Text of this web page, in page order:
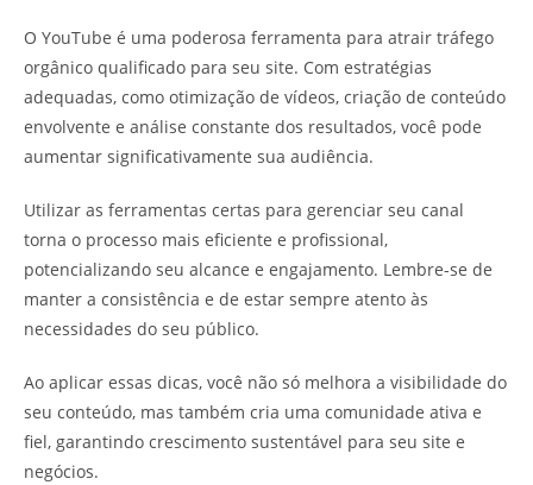
O YouTube é uma poderosa ferramenta para atrair tráfego
orgânico qualificado para seu site. Com estratégias
adequadas, como otimização de vídeos, criação de conteúdo
envolvente e análise constante dos resultados, você pode
aumentar significativamente sua audiência.
Utilizar as ferramentas certas para gerenciar seu canal
torna o processo mais eficiente e profissional,
potencializando seu alcance e engajamento. Lembre-se de
manter a consistência e de estar sempre atento às
necessidades do seu público.
Ao aplicar essas dicas, você não só melhora a visibilidade do
seu conteúdo, mas também cria uma comunidade ativa e
fiel, garantindo crescimento sustentável para seu site e
negócios.